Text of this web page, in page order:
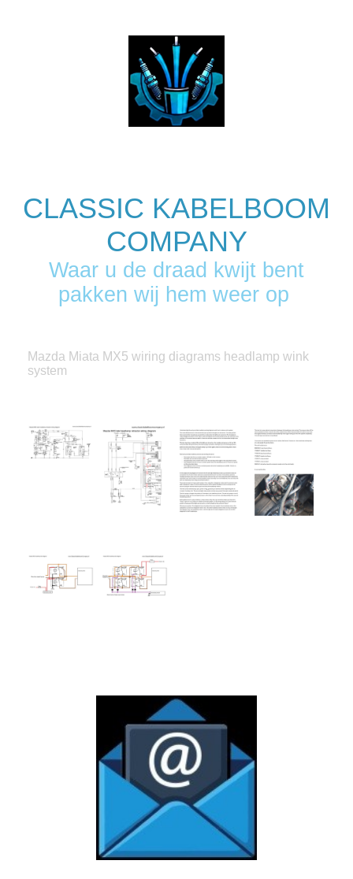
CLASSIC KABELBOOM
COMPANY
Waar u de draad kwijt bent
pakken wij hem weer op
Mazda Miata MX5 wiring diagrams headlamp wink
system